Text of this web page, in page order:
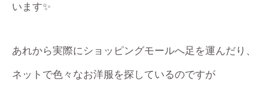
います✨
あれから実際にショッピングモールへ足を運んだり、
ネットで色々なお洋服を探しているのですが